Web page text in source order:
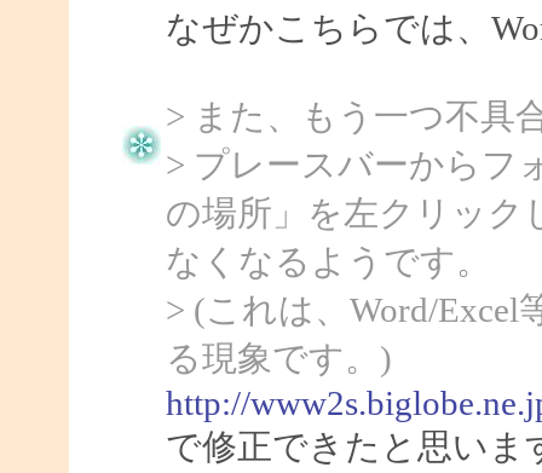
なぜかこちらでは、
> また、もう一つ不具
> プレースバーからフ
の場所」を左クリック
なくなるようです。
> (これは、Word/
る現象です。)
http://
で修正できたと思いま